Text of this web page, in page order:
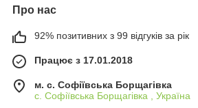
Про нас
92% позитивних з 99 відгуків за рік
Працює з 17.01.2018
м. c. Софіївська Борщагівка
c. Софіївська Борщагівка , Україна